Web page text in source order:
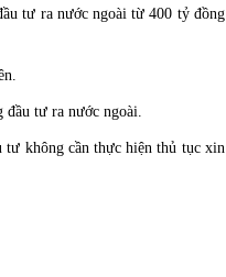
tư ra nước ngoài từ 400 tỷ đồng
đầu tư ra nước ngoài.
tư không cần thực hiện thủ tục xin